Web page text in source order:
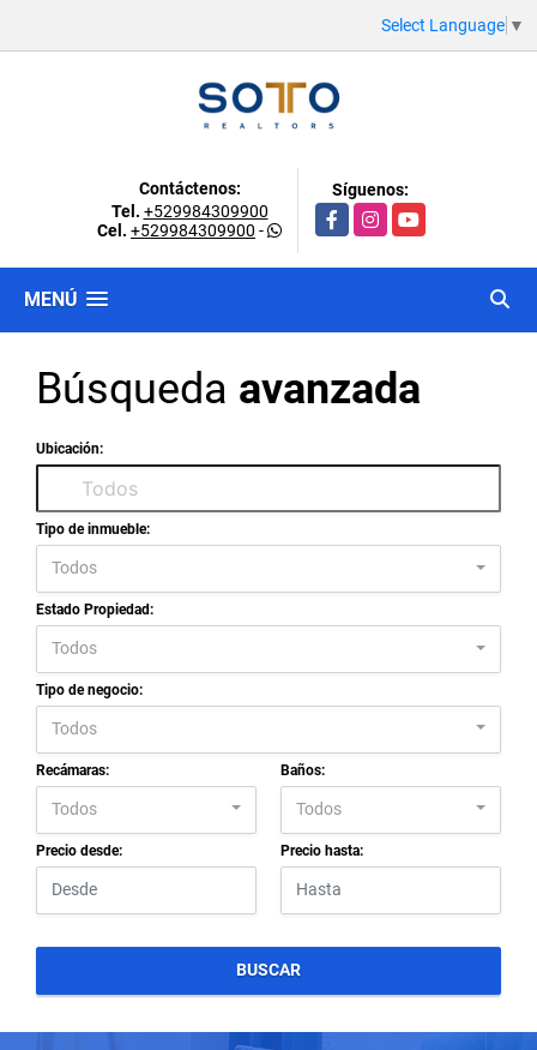
Select Language ▼
Contáctenos:
Tel. +529984309900
Cel. +529984309900 -
Síguenos:
FacebookInstagramYouTube
MENÚ
Búsqueda avanzada
Ubicación:
Tipo de inmueble:
Todos
Estado Propiedad:
Todos
Tipo de negocio:
Todos
Recámaras:
Todos
Baños:
Todos
Precio desde: Precio hasta:
BUSCAR